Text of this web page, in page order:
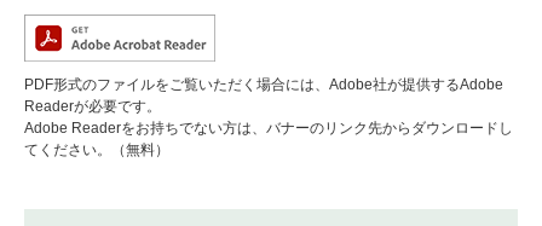
PDF形式のファイルをご覧いただく場合には、Adobe社が提供するAdobe
Readerが必要です。
Adobe Readerをお持ちでない方は、バナーのリンク先からダウンロードし
てください。（無料）